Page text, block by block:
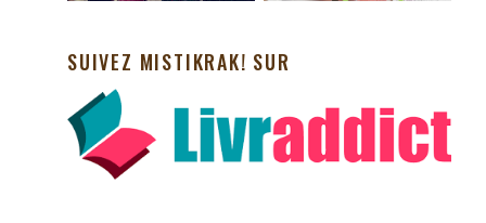
SUIVEZ MISTIKRAK! SUR